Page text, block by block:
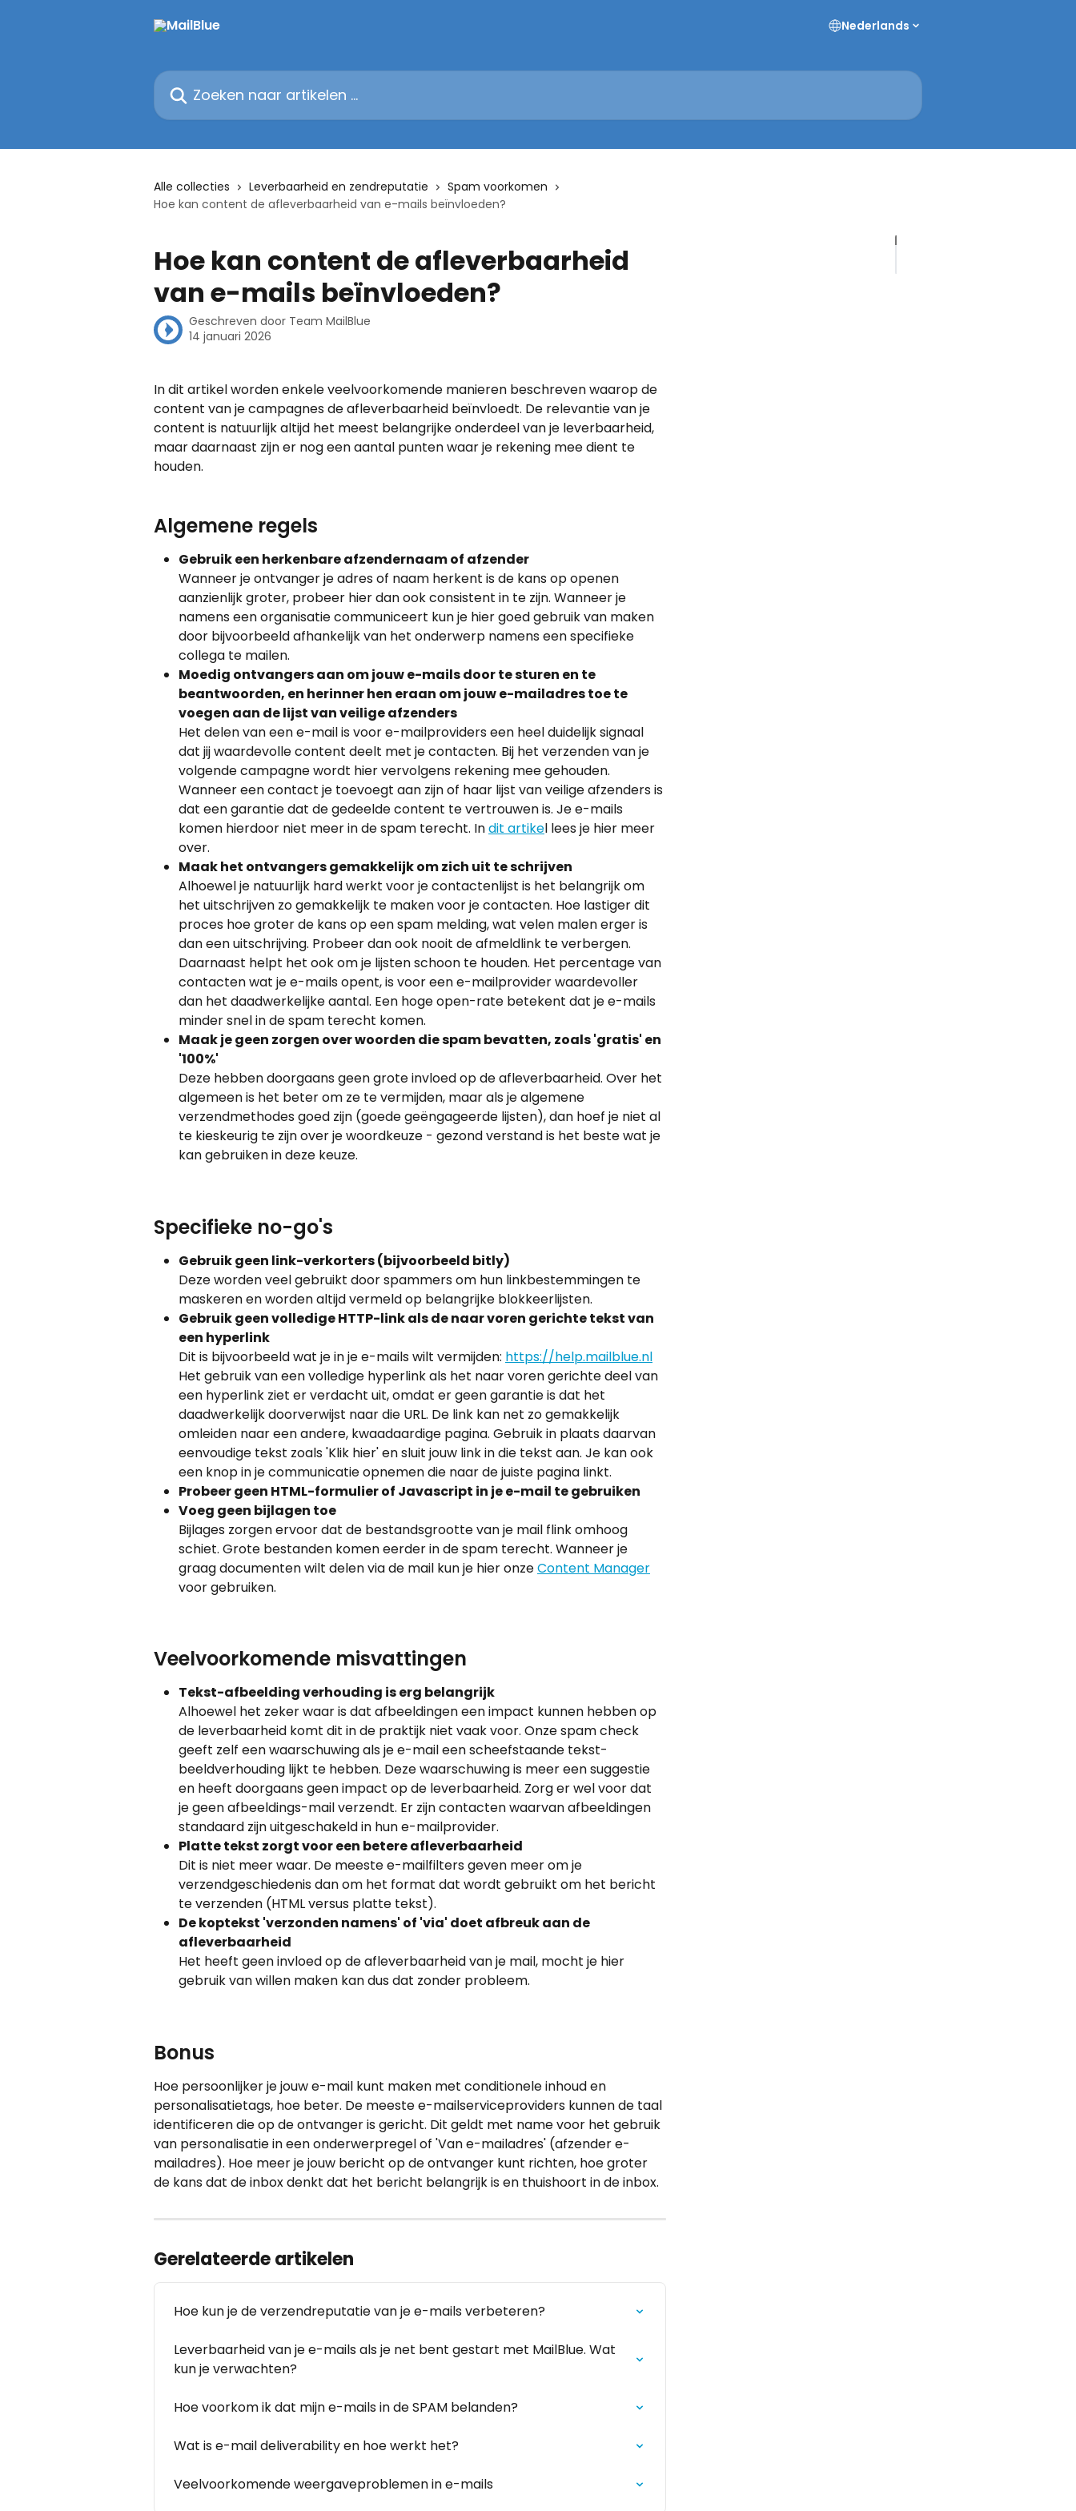
Nederlands
Zoeken naar artikelen ...
Alle collecties Leverbaarheid en zendreputatie
Spam voorkomen
Hoe kan content de afleverbaarheid van e-mails beïnvloeden?
Hoe kan content de afleverbaarheid
van e-mails beïnvloeden?
Geschreven door Team MailBlue
14 januari 2026
In dit artikel worden enkele veelvoorkomende manieren beschreven waarop de
content van je campagnes de afleverbaarheid beïnvloedt. De relevantie van je
content is natuurlijk altijd het meest belangrijke onderdeel van je leverbaarheid,
maar daarnaast zijn er nog een aantal punten waar je rekening mee dient te
houden.
Algemene regels
Gebruik een herkenbare afzendernaam of afzender
Wanneer je ontvanger je adres of naam herkent is de kans op openen
aanzienlijk groter, probeer hier dan ook consistent in te zijn. Wanneer je
namens een organisatie communiceert kun je hier goed gebruik van maken
door bijvoorbeeld afhankelijk van het onderwerp namens een specifieke
collega te mailen.
Moedig ontvangers aan om jouw e-mails door te sturen en te
beantwoorden, en herinner hen eraan om jouw e-mailadres toe te
voegen aan de lijst van veilige afzenders
Het delen van een e-mail is voor e-mailproviders een heel duidelijk signaal
dat jij waardevolle content deelt met je contacten. Bij het verzenden van je
volgende campagne wordt hier vervolgens rekening mee gehouden.
Wanneer een contact je toevoegt aan zijn of haar lijst van veilige afzenders is
dat een garantie dat de gedeelde content te vertrouwen is. Je e-mails
komen hierdoor niet meer in de spam terecht. In dit artikel lees je hier meer
over.
Maak het ontvangers gemakkelijk om zich uit te schrijven
Alhoewel je natuurlijk hard werkt voor je contactenlijst is het belangrijk om
het uitschrijven zo gemakkelijk te maken voor je contacten. Hoe lastiger dit
proces hoe groter de kans op een spam melding, wat velen malen erger is
dan een uitschrijving. Probeer dan ook nooit de afmeldlink te verbergen.
Daarnaast helpt het ook om je lijsten schoon te houden. Het percentage van
contacten wat je e-mails opent, is voor een e-mailprovider waardevoller
dan het daadwerkelijke aantal. Een hoge open-rate betekent dat je e-mails
minder snel in de spam terecht komen.
Maak je geen zorgen over woorden die spam bevatten, zoals 'gratis' en
'100%'
Deze hebben doorgaans geen grote invloed op de afleverbaarheid. Over het
algemeen is het beter om ze te vermijden, maar als je algemene
verzendmethodes goed zijn (goede geëngageerde lijsten), dan hoef je niet al
te kieskeurig te zijn over je woordkeuze - gezond verstand is het beste wat je
kan gebruiken in deze keuze.
Specifieke no-go's
Gebruik geen link-verkorters (bijvoorbeeld bitly)
Deze worden veel gebruikt door spammers om hun linkbestemmingen te
maskeren en worden altijd vermeld op belangrijke blokkeerlijsten.
Gebruik geen volledige HTTP-link als de naar voren gerichte tekst van
een hyperlink
Dit is bijvoorbeeld wat je in je e-mails wilt vermijden: https://help.mailblue.nl
Het gebruik van een volledige hyperlink als het naar voren gerichte deel van
een hyperlink ziet er verdacht uit, omdat er geen garantie is dat het
daadwerkelijk doorverwijst naar die URL. De link kan net zo gemakkelijk
omleiden naar een andere, kwaadaardige pagina. Gebruik in plaats daarvan
eenvoudige tekst zoals 'Klik hier' en sluit jouw link in die tekst aan. Je kan ook
een knop in je communicatie opnemen die naar de juiste pagina linkt.
Probeer geen HTML-formulier of Javascript in je e-mail te gebruiken
Voeg geen bijlagen toe
Bijlages zorgen ervoor dat de bestandsgrootte van je mail flink omhoog
schiet. Grote bestanden komen eerder in de spam terecht. Wanneer je
graag documenten wilt delen via de mail kun je hier onze Content Manager
voor gebruiken.
Veelvoorkomende misvattingen
Tekst-afbeelding verhouding is erg belangrijk
Alhoewel het zeker waar is dat afbeeldingen een impact kunnen hebben op
de leverbaarheid komt dit in de praktijk niet vaak voor. Onze spam check
geeft zelf een waarschuwing als je e-mail een scheefstaande tekst-
beeldverhouding lijkt te hebben. Deze waarschuwing is meer een suggestie
en heeft doorgaans geen impact op de leverbaarheid. Zorg er wel voor dat
je geen afbeeldings-mail verzendt. Er zijn contacten waarvan afbeeldingen
standaard zijn uitgeschakeld in hun e-mailprovider.
Platte tekst zorgt voor een betere afleverbaarheid
Dit is niet meer waar. De meeste e-mailfilters geven meer om je
verzendgeschiedenis dan om het format dat wordt gebruikt om het bericht
te verzenden (HTML versus platte tekst).
De koptekst 'verzonden namens' of 'via' doet afbreuk aan de
afleverbaarheid
Het heeft geen invloed op de afleverbaarheid van je mail, mocht je hier
gebruik van willen maken kan dus dat zonder probleem.
Bonus
Hoe persoonlijker je jouw e-mail kunt maken met conditionele inhoud en
personalisatietags, hoe beter. De meeste e-mailserviceproviders kunnen de taal
identificeren die op de ontvanger is gericht. Dit geldt met name voor het gebruik
van personalisatie in een onderwerpregel of 'Van e-mailadres' (afzender e-
mailadres). Hoe meer je jouw bericht op de ontvanger kunt richten, hoe groter
de kans dat de inbox denkt dat het bericht belangrijk is en thuishoort in de inbox.
Gerelateerde artikelen
Hoe kun je de verzendreputatie van je e-mails verbeteren?
Leverbaarheid van je e-mails als je net bent gestart met MailBlue. Wat
kun je verwachten?
Hoe voorkom ik dat mijn e-mails in de SPAM belanden?
Wat is e-mail deliverability en hoe werkt het?
Veelvoorkomende weergaveproblemen in e-mails